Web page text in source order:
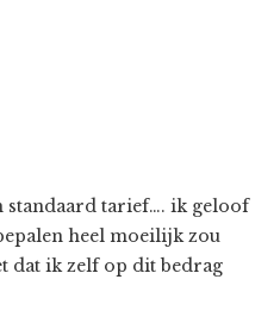
standaard tarief…. ik geloof
heel moeilijk zou
dat ik zelf op dit bedrag